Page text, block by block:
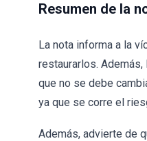
Resumen de la
La nota informa a la
restaurarlos.
que no se debe
ya que se corre el
Además, advierte de